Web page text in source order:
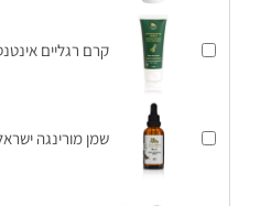
קרם רגליים
שמן מורינגה ישראל